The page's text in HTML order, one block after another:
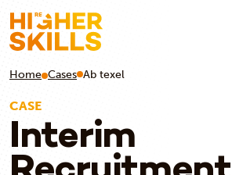
Home Cases Ab texel
CASE
Interim